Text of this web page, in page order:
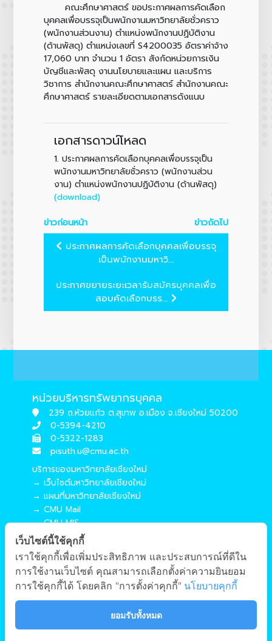
คณะศึกษาศาสตร์ ขอประกาศผลการคัดเลือก
บุคคลเพื่อบรรจุเป็นพนักงานมหาวิทยาลัยชั่วคราว
(พนักงานส่วนงาน) ตำแหน่งพนักงานปฏิบัติงาน
(ด้านพัสดุ) ตำแหน่งเลขที่ S4200035 อัตราค่าจ้าง
17,060 บาท จำนวน 1 อัตรา สังกัดหน่วยการเงิน
บัญชีและพัสดุ งานนโยบายและแผน และบริการ
วิชาการ สำนักงานคณะศึกษาศาสตร์ สำนักงานคณะ
ศึกษาศาสตร์ รายละเอียดตามเอกสารดังแนบ
เอกสารดาวน์โหลด
1. ประกาศผลการคัดเลือกบุคคลเพื่อบรรจุเป็น
พนักงานมหาวิทยาลัยชั่วคราว (พนักงานส่วน
งาน) ตำแหน่งพนักงานปฏิบัติงาน (ด้านพัสดุ)
(download)
ข่าวก่อนหน้า
ข่าวถัดไป
ประกาศผลการคัดเลือกบุคคลเพื่อบรรจุ
เป็นพนักงานมหาวิ...
ประกาศขยายระยะเวลารับสมัครบุคคลเพื่อ
สอบคัดเลือกบรร...
หน่วยบริหารทรัพยากรบุคคล
239 ถ.ห้วยแก้ว ต.สุเทพ อ.เมือง จ.เชียงใหม่ 50200
0-5394-4210
0-5322-1283
pisuth.u@cmu.ac.th
บริการของมหาวิทยาลัยเชียงใหม่
→ เว็บไซต์มหาวิทยาลัยเชียงใหม่
→ แผนที่มหาวิทยาลัยเชียงใหม่
→ CMU Mail
→ CMU MIS
→ CMU SIS
→ CMU WiFi
บริการของคณะศึกษาศาสตร์
→ เว็บไซต์คณะศึกษาศาสตร์
→ ระบบจัดการเว็บไซต์
เว็บไซต์นี้ใช้คุกกี้
เราใช้คุกกี้เพื่อเพิ่มประสิทธิภาพ และประสบการณ์ที่ดีใน
การใช้งานเว็บไซต์ คุณสามารถเลือกตั้งค่าความยินยอม
การใช้คุกกี้ได้ โดยคลิก "การตั้งค่าคุกกี้" นโยบายคุกกี้
ยอมรับทั้งหมด